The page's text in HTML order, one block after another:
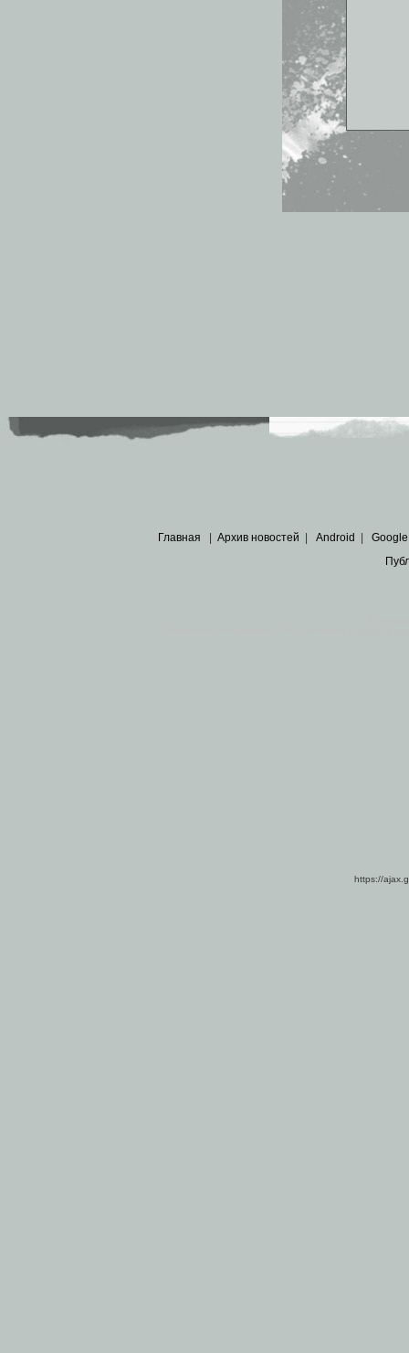
Главная Архив новостей Android Google
https://